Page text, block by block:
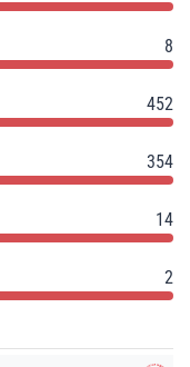
8
452
354
14
2